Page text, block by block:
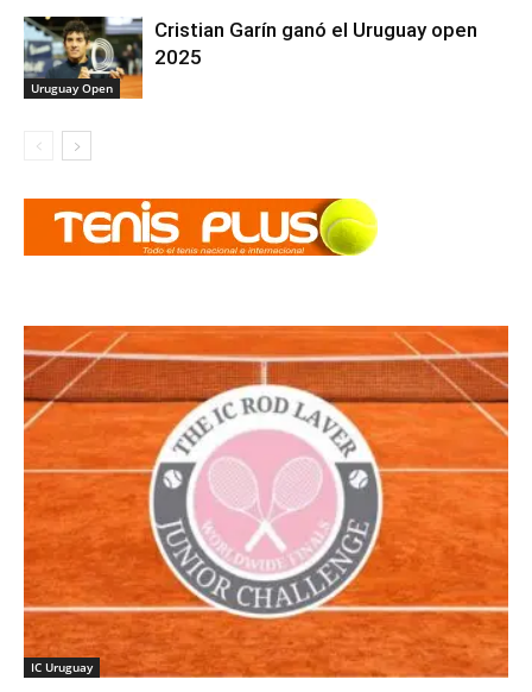
Uruguay Open
Cristian Garín ganó el Uruguay open
2025
IC Uruguay